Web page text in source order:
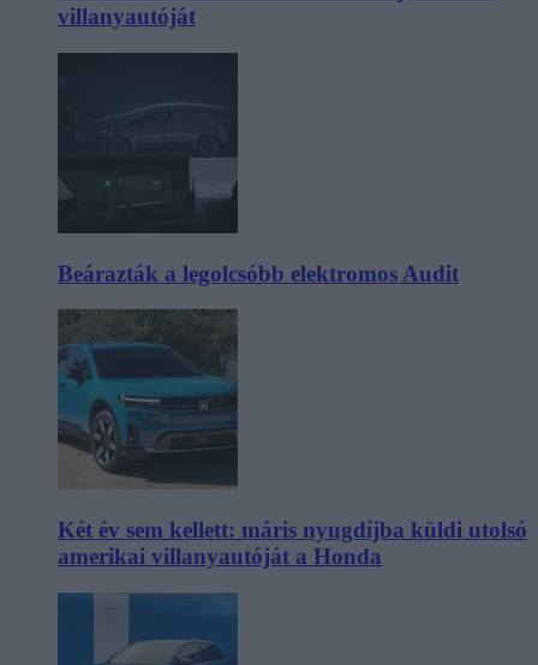
villanyautóját
Beárazták a legolcsóbb elektromos Audit
Két év sem kellett: máris nyugdíjba küldi utolsó
amerikai villanyautóját a Honda